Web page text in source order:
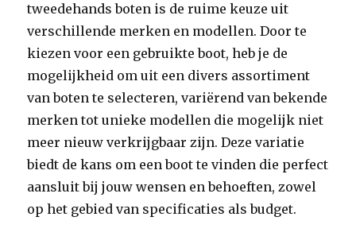
tweedehands boten is de ruime keuze uit
verschillende merken en modellen. Door te
kiezen voor een gebruikte boot, heb je de
mogelijkheid om uit een divers assortiment
van boten te selecteren, variërend van bekende
merken tot unieke modellen die mogelijk niet
meer nieuw verkrijgbaar zijn. Deze variatie
biedt de kans om een boot te vinden die perfect
aansluit bij jouw wensen en behoeften, zowel
op het gebied van specificaties als budget.